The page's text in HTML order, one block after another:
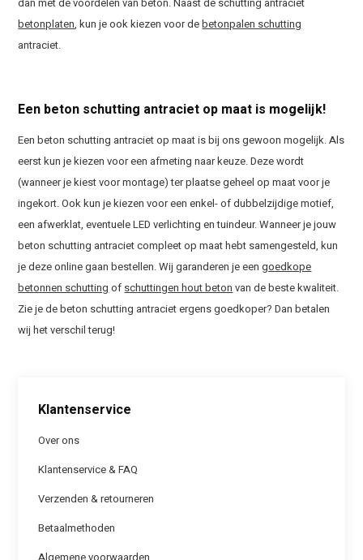
Klantenservice
Over ons
Klantenservice & FAQ
Verzenden & retourneren
Betaalmethoden
betonplaten, kun je ook kiezen voor debetonpalen schutting
antraciet.
Een beton schutting antraciet op maat is mogelijk!
Een beton schutting antraciet op maat is bij ons gewoon mogelijk. Als
eerst kun je kiezen voor een afmeting naar keuze. Deze wordt
(wanneer je kiest voor montage) ter plaatse geheel op maat voor je
ingekort. Ook kun je kiezen voor een enkel- of dubbelzijdige motief,
een afwerklat, eventuele LED verlichting en tuindeur. Wanneer je jouw
beton schutting antraciet compleet op maat hebt samengesteld, kun
je deze online gaan bestellen. Wij garanderen je eengoedkope
betonnen schutting of schuttingen hout beton van de beste kwaliteit.
Zie je de beton schutting antraciet ergens goedkoper? Dan betalen
wij het verschil terug!